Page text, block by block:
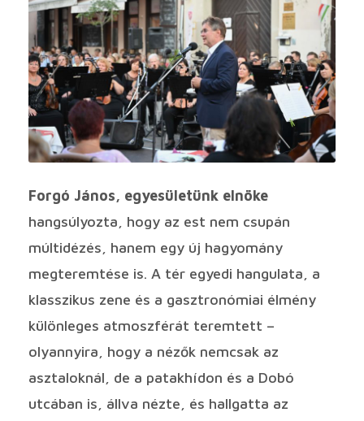
Forgó János, egyesületünk elnöke
hangsúlyozta, hogy az est nem csupán
múltidézés, hanem egy új hagyomány
megteremtése is. A tér egyedi hangulata, a
klasszikus zene és a gasztronómiai élmény
különleges atmoszférát teremtett –
olyannyira, hogy a nézők nemcsak az
asztaloknál, de a patakhídon és a Dobó
utcában is, állva nézte, és hallgatta az